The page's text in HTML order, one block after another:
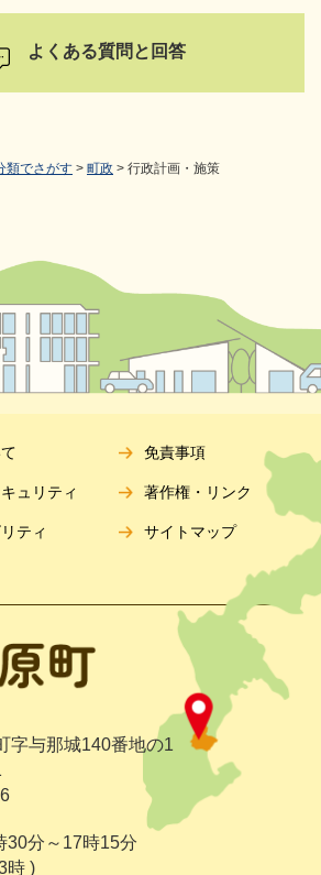
類でさがす > 町政 > 行政計画・施策
よくある質問と回答
字与那城140番地の1
30分～17時15分
時 )
免責事項
ュリティ 著作権・リンク
ティ サイトマップ